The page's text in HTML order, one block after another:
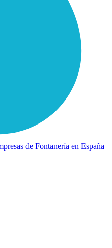
de Fontanería en España